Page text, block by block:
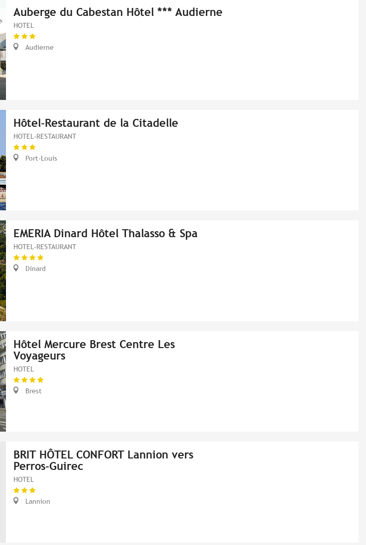
Auberge du Cabestan Hôtel *** Audierne
HOTEL
Audierne
Hôtel-Restaurant de la Citadelle
HOTEL-RESTAURANT
Port-Louis
EMERIA Dinard Hôtel Thalasso & Spa
HOTEL-RESTAURANT
Dinard
Hôtel Mercure Brest Centre Les
Voyageurs
HOTEL
Brest
BRIT HÔTEL CONFORT Lannion vers
Perros-Guirec
HOTEL
Lannion